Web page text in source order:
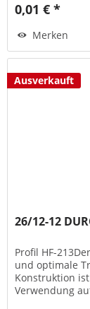
0,01 € *
Merken
Ausverkauft
26/12-12
Profil HF-
und optimale
Konstruktion
Verwendung